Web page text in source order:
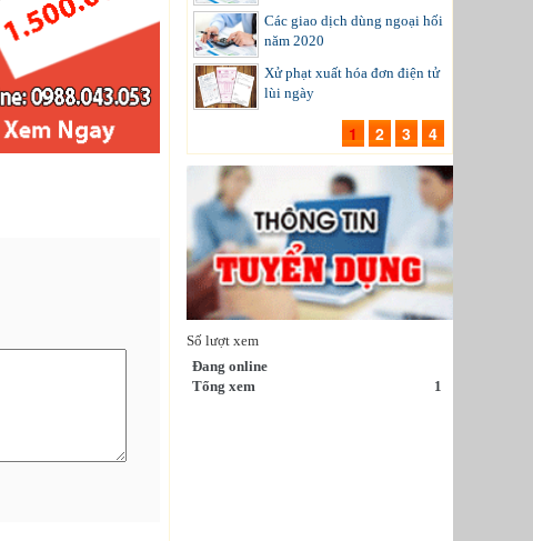
Các giao dịch dùng ngoại hối
năm 2020
Xử phạt xuất hóa đơn điện tử
lùi ngày
1 2 3 4
Số lượt xem
Đang online
Tổng xem
1